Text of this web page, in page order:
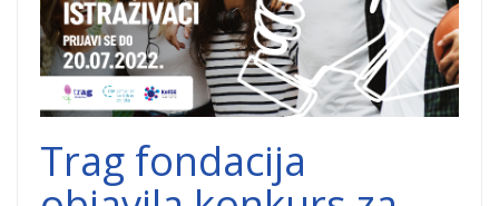
Trag fondacija